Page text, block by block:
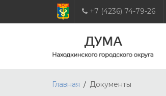
+7 (4236) 74-79-26
Главная Документы